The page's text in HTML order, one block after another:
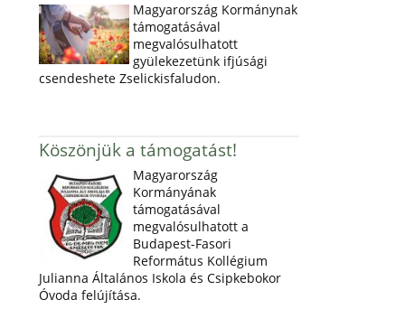
Magyarország Kormánynak
támogatásával
megvalósulhatott
gyülekezetünk ifjúsági
csendeshete Zselickisfaludon.
Köszönjük a támogatást!
Magyarország
Kormányának
támogatásával
megvalósulhatott a
Budapest-Fasori
Református Kollégium
Julianna Általános Iskola és Csipkebokor
Óvoda felújítása.